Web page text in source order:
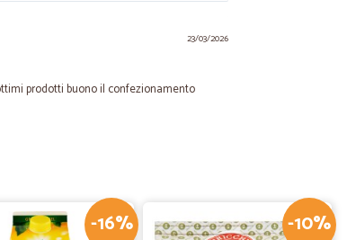
23/03/2026
prodotti buono il confezionamento
-16% -10%